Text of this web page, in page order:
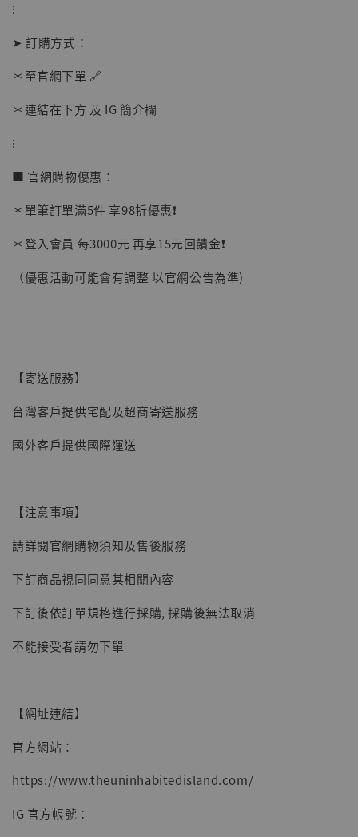
【現貨】BJSTUDIO 1/6系列可動蒐藏人偶 讓
子彈飛 鵝城縣長 張麻子 [BK01]
NT$ 4,980
⁝
➤ 訂購方式：
＊至官網下單 🔗
＊連結在下方 及 IG 簡介欄
⁝
■ 官網購物優惠：
＊單筆訂單滿5件 享98折優惠❗️
＊登入會員 每3000元 再享15元回饋金❗️
（優惠活動可能會有調整 以官網公告為準)
──────────────
【寄送服務】
台灣客戶提供宅配及超商寄送服務
國外客戶提供國際運送
【注意事項】
請詳閱官網購物須知及售後服務
下訂商品視同同意其相關內容
下訂後依訂單規格進行採購, 採購後無法取消
不能接受者請勿下單
【網址連結】
官方網站：
https://www.theuninhabitedisland.com/
IG 官方帳號：